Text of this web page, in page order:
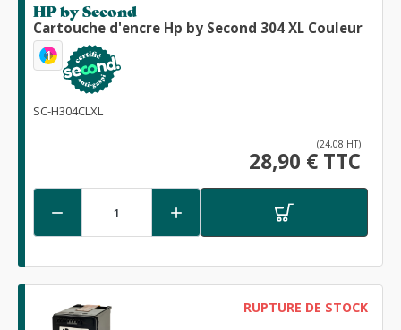
HP by Second
Cartouche d'encre Hp by Second 304 XL Couleur
1
SC-H304CLXL
(24,08 HT)
28,90 € TTC
 
RUPTURE DE STOCK